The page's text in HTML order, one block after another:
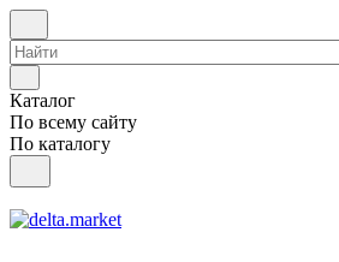
Каталог
По всему сайту
По каталогу